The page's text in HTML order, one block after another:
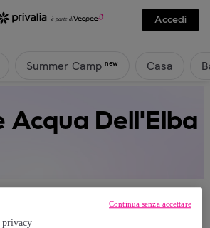
Accedi
Summer Camp new Casa
Acqua Dell'Elba
privacy
Continua senza accettare